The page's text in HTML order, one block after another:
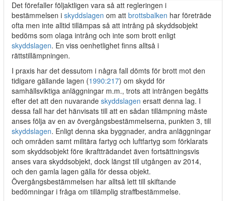
Det förefaller följaktligen vara så att regleringen i
bestämmelsen i skyddslagen om att brottsbalken har företräde
ofta men inte alltid tillämpas så att intrång på skyddsobjekt
bedöms som olaga intrång och inte som brott enligt
skyddslagen. En viss oenhetlighet finns alltså i
rättstillämpningen.
I praxis har det dessutom i några fall dömts för brott mot den
tidigare gällande lagen (1990:217) om skydd för
samhällsviktiga anläggningar m.m., trots att intrången begåtts
efter det att den nuvarande skyddslagen ersatt denna lag. I
dessa fall har det hänvisats till att en sådan tillämpning måste
anses följa av en av övergångsbestämmelserna, punkten 3, till
skyddslagen. Enligt denna ska byggnader, andra anläggningar
och områden samt militära fartyg och luftfartyg som förklarats
som skyddsobjekt före ikraftträdandet även fortsättningsvis
anses vara skyddsobjekt, dock längst till utgången av 2014,
och den gamla lagen gälla för dessa objekt.
Övergångsbestämmelsen har alltså lett till skiftande
bedömningar i fråga om tillämplig straffbestämmelse.